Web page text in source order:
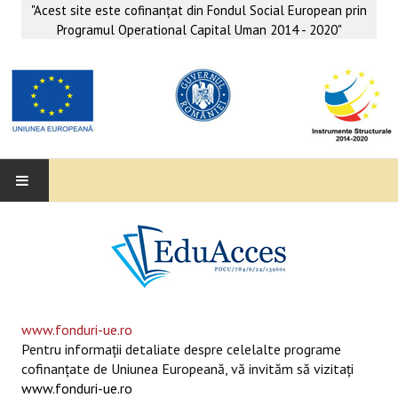
"Acest site este cofinanţat din Fondul Social European prin
Programul Operational Capital Uman 2014 - 2020"
SUPORT EDUCAȚIONAL MATEMATICĂ- INFORMATICĂ
SERVICII PSIHO-SOCIALE
www.fonduri-ue.ro
Pentru informaţii detaliate despre celelalte programe
cofinanţate de Uniunea Europeană, vă invităm să vizitaţi
www.fonduri-ue.ro